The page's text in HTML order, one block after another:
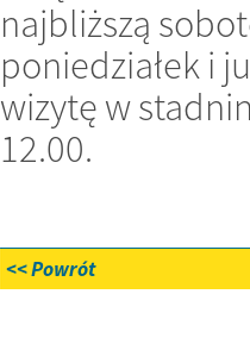
najbliższą
poniedziałek i
wizytę w
12.00.
<< Powrót